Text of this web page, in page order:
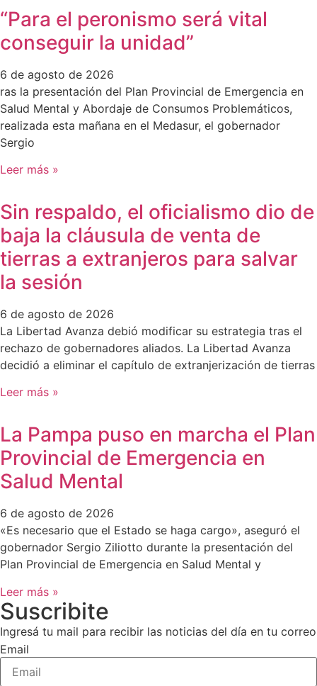
“Para el peronismo será vital
conseguir la unidad”
6 de agosto de 2026
ras la presentación del Plan Provincial de Emergencia en
Salud Mental y Abordaje de Consumos Problemáticos,
realizada esta mañana en el Medasur, el gobernador
Sergio
Leer más »
Sin respaldo, el oficialismo dio de
baja la cláusula de venta de
tierras a extranjeros para salvar
la sesión
6 de agosto de 2026
La Libertad Avanza debió modificar su estrategia tras el
rechazo de gobernadores aliados. La Libertad Avanza
decidió a eliminar el capítulo de extranjerización de tierras
Leer más »
La Pampa puso en marcha el Plan
Provincial de Emergencia en
Salud Mental
6 de agosto de 2026
«Es necesario que el Estado se haga cargo», aseguró el
gobernador Sergio Ziliotto durante la presentación del
Plan Provincial de Emergencia en Salud Mental y
Leer más »
Suscribite
Ingresá tu mail para recibir las noticias del día en tu correo
Email